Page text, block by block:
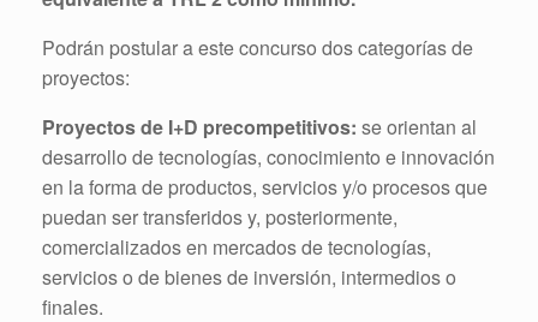
Podrán postular a este concurso dos categorías de
proyectos:
Proyectos de I+D precompetitivos: se orientan al
desarrollo de tecnologías, conocimiento e innovación
en la forma de productos, servicios y/o procesos que
puedan ser transferidos y, posteriormente,
comercializados en mercados de tecnologías,
servicios o de bienes de inversión, intermedios o
finales.